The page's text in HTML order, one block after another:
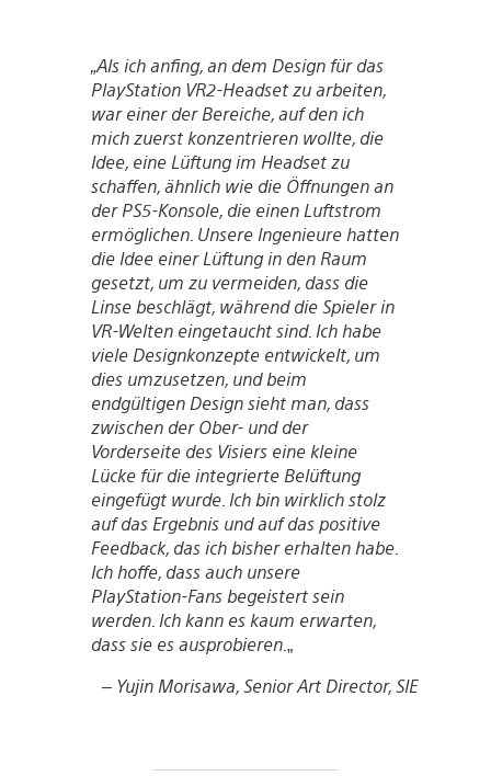
„Als ich anfing, an dem Design für das
PlayStation VR2-Headset zu arbeiten,
war einer der Bereiche, auf den ich
mich zuerst konzentrieren wollte, die
Idee, eine Lüftung im Headset zu
schaffen, ähnlich wie die Öffnungen an
der PS5-Konsole, die einen Luftstrom
ermöglichen. Unsere Ingenieure hatten
die Idee einer Lüftung in den Raum
gesetzt, um zu vermeiden, dass die
Linse beschlägt, während die Spieler in
VR-Welten eingetaucht sind. Ich habe
viele Designkonzepte entwickelt, um
dies umzusetzen, und beim
endgültigen Design sieht man, dass
zwischen der Ober- und der
Vorderseite des Visiers eine kleine
Lücke für die integrierte Belüftung
eingefügt wurde. Ich bin wirklich stolz
auf das Ergebnis und auf das positive
Feedback, das ich bisher erhalten habe.
Ich hoffe, dass auch unsere
PlayStation-Fans begeistert sein
werden. Ich kann es kaum erwarten,
dass sie es ausprobieren.„
– Yujin Morisawa, Senior Art Director, SIE